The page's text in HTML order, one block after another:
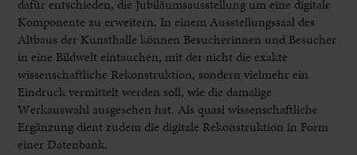
dafür entschieden, die Jubiläumsausstellung um eine digitale
Komponente zu erweitern. In einem Ausstellungssaal des
Altbaus der Kunsthalle können Besucherinnen und Besucher
in eine Bildwelt eintauchen, mit der nicht die exakte
wissenschaftliche Rekonstruktion, sondern vielmehr ein
Eindruck vermittelt werden soll, wie die damalige
Werkauswahl ausgesehen hat. Als quasi wissenschaftliche
Ergänzung dient zudem die digitale Rekonstruktion in Form
einer Datenbank.